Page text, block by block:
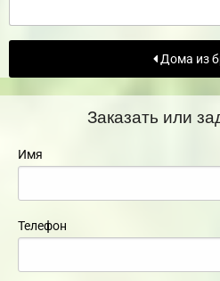
Дома из
Заказать или
Имя
Телефон